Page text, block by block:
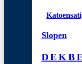
Slopen